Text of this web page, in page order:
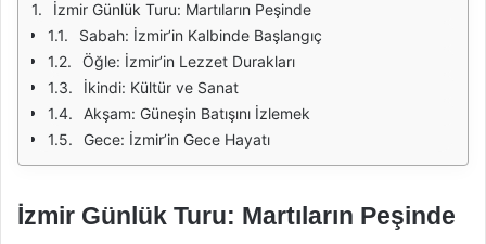
İzmir Günlük Turu: Martıların Peşinde
Sabah: İzmir’in Kalbinde Başlangıç
Öğle: İzmir’in Lezzet Durakları
İkindi: Kültür ve Sanat
Akşam: Güneşin Batışını İzlemek
Gece: İzmir’in Gece Hayatı
İzmir Günlük Turu: Martıların Peşinde